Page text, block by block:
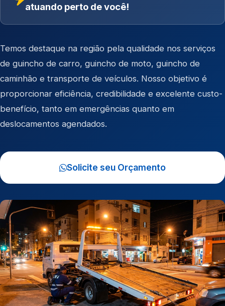
atuando perto de você!
Temos destaque na região pela qualidade nos serviços
de guincho de carro, guincho de moto, guincho de
caminhão e transporte de veículos. Nosso objetivo é
proporcionar eficiência, credibilidade e excelente custo-
benefício, tanto em emergências quanto em
deslocamentos agendados.
Solicite seu Orçamento